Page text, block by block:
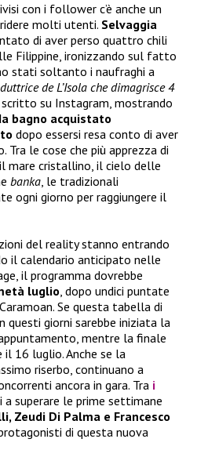
con i follower c’è anche un
molti utenti. Selvaggia
di aver perso quattro chili
Filippine, ironizzando sul fatto
stati soltanto i naufraghi a
de L’Isola che dimagrisce 4
scritto su Instagram, mostrando
bagno acquistato
dopo essersi resa conto di aver
le cose che più apprezza di
mare cristallino, il cielo delle
banka, le tradizionali
ogni giorno per raggiungere il
del reality stanno entrando
il calendario anticipato nelle
il programma dovrebbe
luglio, dopo undici puntate
Se questa tabella di
questi giorni sarebbe iniziata la
mentre la finale
16 luglio. Anche se la
riserbo, continuano a
ancora in gara. Tra i
a superare le prime settimane
Zeudi Di Palma e Francesco
di questa nuova